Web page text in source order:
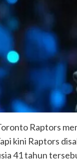
Raptors
kini Raptors
41 tahun